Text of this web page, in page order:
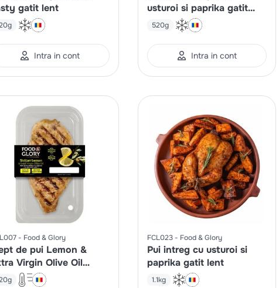
gatit lent
Intra in cont
usturoi si paprika gatit
lent
520g
Intra in cont
Food & Glory
de pui Lemon &
Virgin Olive Oil
la gratar si gatit
FCL023 Food & Glory
Pui intreg cu usturoi si
paprika gatit lent
1.1kg